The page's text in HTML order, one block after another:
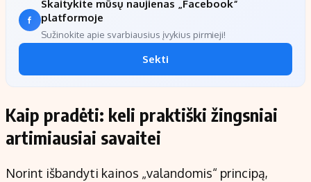
Skaitykite mūsų naujienas „Facebook“
platformoje
Sužinokite apie svarbiausius įvykius pirmieji!
Sekti
Kaip pradėti: keli praktiški žingsniai
artimiausiai savaitei
Norint išbandyti kainos „valandomis“ principą,